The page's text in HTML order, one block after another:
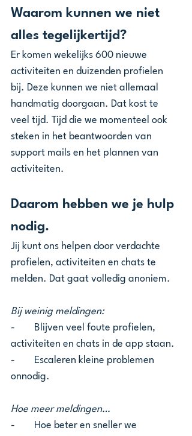
Waarom kunnen we niet
alles tegelijkertijd?
Er komen wekelijks 600 nieuwe
activiteiten en duizenden profielen
bij. Deze kunnen we niet allemaal
handmatig doorgaan. Dat kost te
veel tijd. Tijd die we momenteel ook
steken in het beantwoorden van
support mails en het plannen van
activiteiten.
Daarom hebben we je hulp
nodig.
Jij kunt ons helpen door verdachte
profielen, activiteiten en chats te
melden. Dat gaat volledig anoniem.
Bij weinig meldingen:
-        Blijven veel foute profielen,
activiteiten en chats in de app staan.
-        Escaleren kleine problemen
onnodig.
Hoe meer meldingen…
-        Hoe beter en sneller we